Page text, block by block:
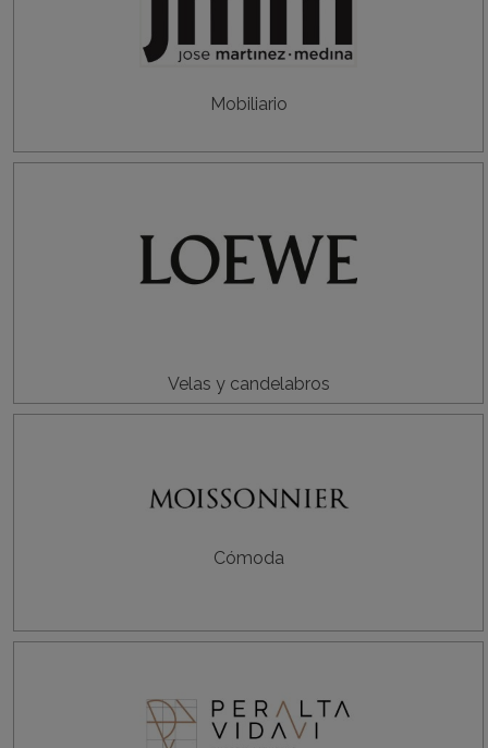
Mobiliario
Velas y candelabros
Cómoda